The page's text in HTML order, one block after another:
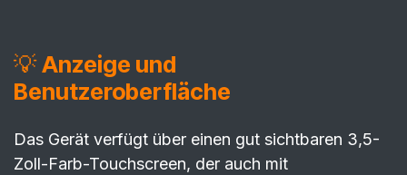
💡Anzeige und
Benutzeroberfläche
Das Gerät verfügt über einen gut sichtbaren 3,5-
Zoll-Farb-Touchscreen, der auch mit